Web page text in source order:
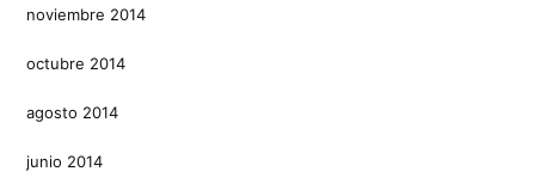
noviembre 2014
octubre 2014
agosto 2014
junio 2014